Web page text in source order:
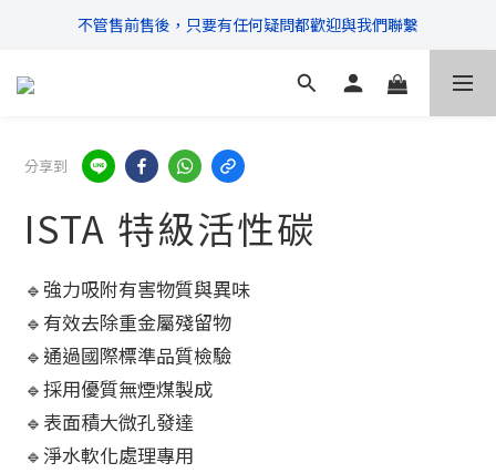
\ 超商滿$399免運!宅配滿$666免運 /
不管售前售後，只要有任何疑問都歡迎與我們聯繫
\ 超商滿$399免運!宅配滿$666免運 /
分享到
ISTA 特級活性碳
🔹強力吸附有害物質與異味
🔹有效去除重金屬殘留物
🔹通過國際標準品質檢驗
🔹採用優質無煙煤製成
🔹表面積大微孔發達
🔹淨水軟化處理專用